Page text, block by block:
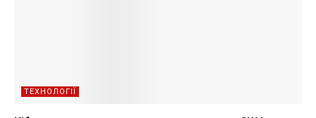
ТЕХНОЛОГІЇ